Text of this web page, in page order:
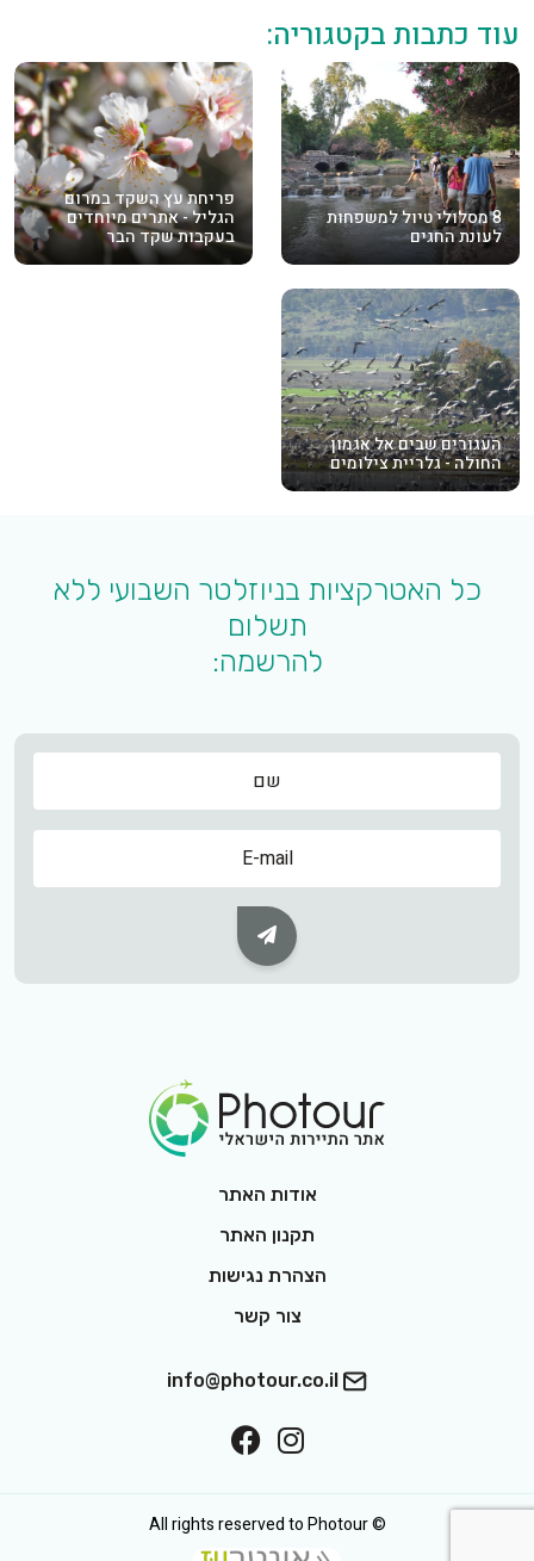
עוד כתבות בקטגוריה:
8 מסלולי טיול למשפחות
לעונת החגים
פריחת עץ השקד במרום
הגליל - אתרים מיוחדים
בעקבות שקד הבר
העגורים שבים אל אגמון
החולה - גלריית צילומים
כל האטרקציות בניוזלטר השבועי ללא
תשלום
להרשמה:
שם
שם
Subscribe Button
אודות האתר
תקנון האתר
הצהרת נגישות
צור קשר
info@photour.co.il
Follow On Interest
On Facebook
© All rights reserved to Photour